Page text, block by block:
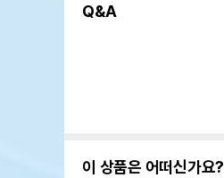
Q&A
이 상품은 어떠신가요?